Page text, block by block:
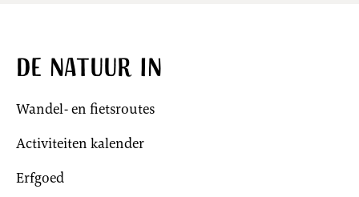
De natuur in
Wandel- en fietsroutes
Activiteiten kalender
Erfgoed